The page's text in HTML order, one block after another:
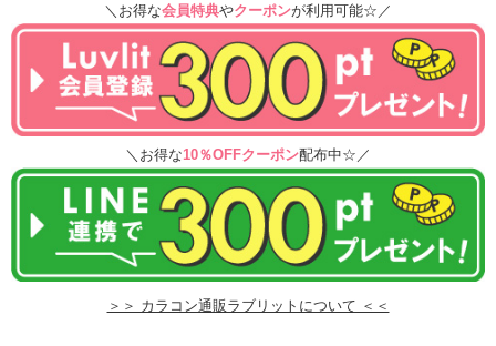
＼お得な会員特典やクーポンが利用可能☆／
＼お得な10％OFFクーポン配布中☆／
＞＞ カラコン通販ラブリットについて ＜＜